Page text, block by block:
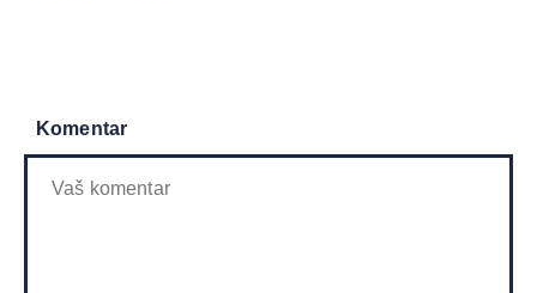
Komentar